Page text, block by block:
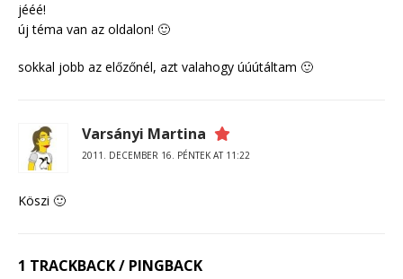
jééé!
új téma van az oldalon! 🙂
sokkal jobb az előzőnél, azt valahogy úúútáltam 🙂
Varsányi Martina
2011. DECEMBER 16. PÉNTEK AT 11:22
Köszi 🙂
1 TRACKBACK / PINGBACK